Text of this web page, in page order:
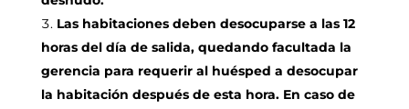
Las habitaciones deben desocuparse a las 12
horas del día de salida, quedando facultada la
gerencia para requerir al huésped a desocupar
la habitación después de esta hora. En caso de